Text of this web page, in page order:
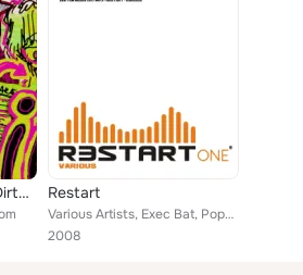
So, I Try (Original by DirtyRoom) (Indie ไม่ Kids2) Restart
Various Artists, Exec Bat, Population Zero, Adrian Garza, Gauchel, MiniCoolBoyz, Ken Hayakawa, Marco Fender, Fantomette, Jitzu, ...
2008